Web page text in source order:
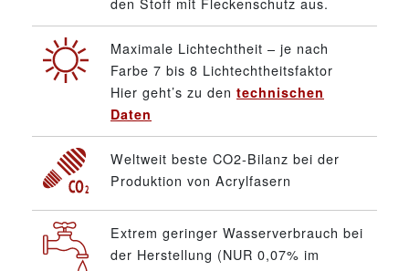
Maximale Lichtechtheit – je nach
Farbe 7 bis 8 Lichtechtheitsfaktor
Hier geht’s zu den technischen
Daten
Weltweit beste CO2-Bilanz bei der
Produktion von Acrylfasern
Extrem geringer Wasserverbrauch bei
der Herstellung (NUR 0,07% im